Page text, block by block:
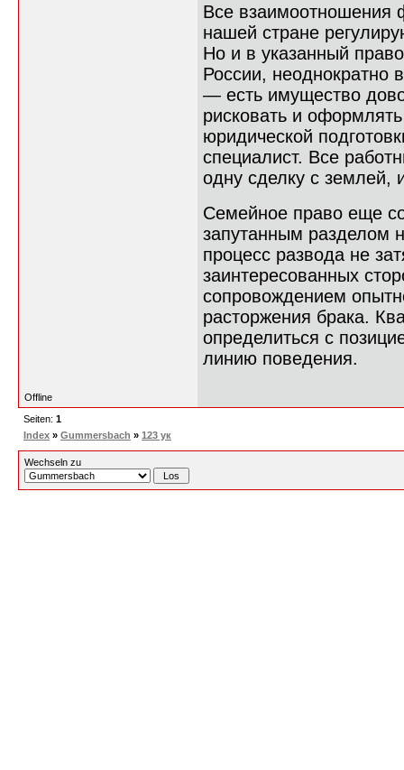
Все взаимоотношения
нашей стране
Но и в указанный
России, неоднократно
— есть имущество
рисковать и
юридической
специалист. Все
одну сделку с землей,
Семейное право еще
запутанным разделом
процесс развода не
заинтересованных
сопровождением
расторжения брака.
определиться с
линию поведения.
Offline
Seiten: 1
Index » Gummersbach » 123 ук
Wechseln zu